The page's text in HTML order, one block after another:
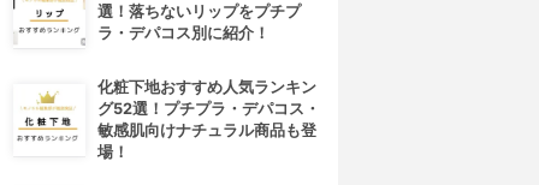
選！落ちないリップをプチプ
ラ・デパコス別に紹介！
化粧下地おすすめ人気ランキン
グ52選！プチプラ・デパコス・
敏感肌向けナチュラル商品も登
場！